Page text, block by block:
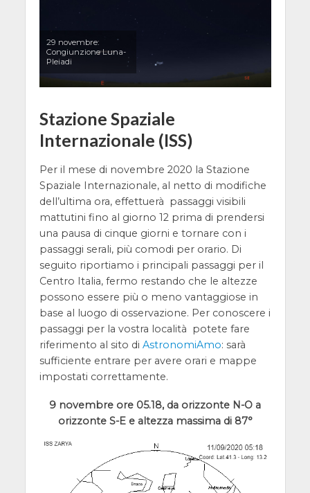
29 novembre:
Congiunzione Luna-
Pleiadi
Stazione Spaziale
Internazionale (ISS)
Per il mese di novembre 2020 la Stazione
Spaziale Internazionale, al netto di modifiche
dell’ultima ora, effettuerà passaggi visibili
mattutini fino al giorno 12 prima di prendersi
una pausa di cinque giorni e tornare con i
passaggi serali, più comodi per orario. Di
seguito riportiamo i principali passaggi per il
Centro Italia, fermo restando che le altezze
possono essere più o meno vantaggiose in
base al luogo di osservazione. Per conoscere i
passaggi per la vostra località potete fare
riferimento al sito di AstronomiAmo: sarà
sufficiente entrare per avere orari e mappe
impostati correttamente.
9 novembre ore 05.18, da orizzonte N-O a
orizzonte S-E e altezza massima di 87°